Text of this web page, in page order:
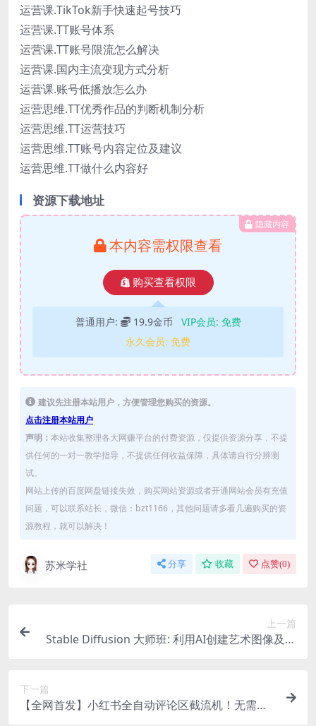
运营课.TikTok新手快速起号技巧
运营课.TT账号体系
运营课.TT账号限流怎么解决
运营课.国内主流变现方式分析
运营课.账号低播放怎么办
运营思维.TT优秀作品的判断机制分析
运营思维.TT运营技巧
运营思维.TT账号内容定位及建议
运营思维.TT做什么内容好
资源下载地址
隐藏内容
本内容需权限查看
购买查看权限
普通用户: 19.9金币 VIP会员: 免费
永久会员: 免费
建议先注册本站用户，方便管理您购买的资源。
点击注册本站用户
声明： 本站收集整理各大网赚平台的付费资源，仅提供资源分享，不提
供任何的一对一教学指导，不提供任何收益保障，具体请自行分辨测
试。
网站上传的百度网盘链接失效，购买网站资源或者开通网站会员有充值
问题，可以联系站长，微信：bzt1166，其他问题请多看几遍购买的资
源教程，就可以解决！
苏米学社 分享 收藏 点赞(0)
上一篇
Stable Diffusion 大师班: 利用AI创建艺术图像及视
下一篇
【全网首发】小红书全自动评论区截流机！无需手